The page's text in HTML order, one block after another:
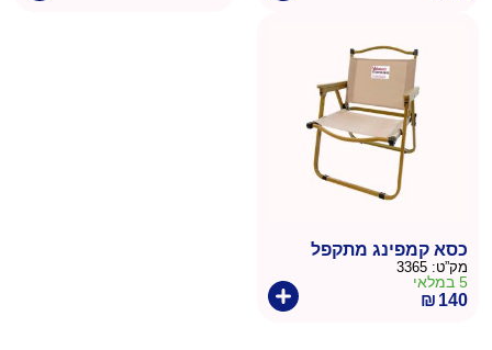
כסא קמפינג מתקפל
מק”ט: 3365
5 במלאי
₪ 140